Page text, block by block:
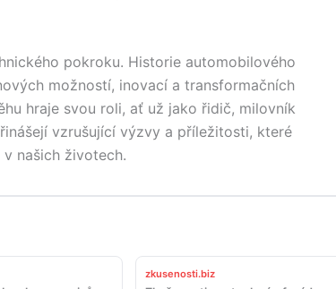
pokroku. Historie automobilového
možností, inovací a transformačních
hraje svou roli, ať už jako řidič, milovník
vzrušující výzvy a příležitosti, které
našich životech.
zkusenosti.biz